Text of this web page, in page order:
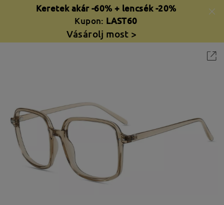
Keretek akár -60% + lencsék -20%
Kupon: LAST60
Vásárolj most >